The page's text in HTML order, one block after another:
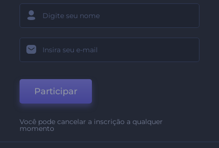
Participar
Você pode cancelar a inscrição a qualquer
momento